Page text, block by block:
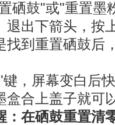
硒鼓‌"或"‌重置墨
退出下箭头，
找到重置硒鼓后
，屏幕变白后
盒合上盖子就可
：在硒鼓重置清